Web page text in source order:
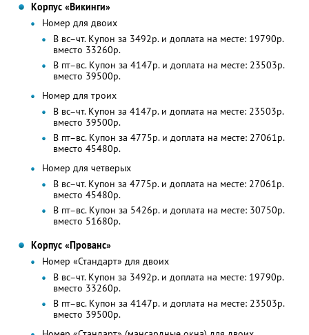
Корпус «Викинги»
Номер для двоих
В вс–чт. Купон за 3492р. и доплата на месте: 19790р.
вместо 33260р.
В пт–вс. Купон за 4147р. и доплата на месте: 23503р.
вместо 39500р.
Номер для троих
В вс–чт. Купон за 4147р. и доплата на месте: 23503р.
вместо 39500р.
В пт–вс. Купон за 4775р. и доплата на месте: 27061р.
вместо 45480р.
Номер для четверых
В вс–чт. Купон за 4775р. и доплата на месте: 27061р.
вместо 45480р.
В пт–вс. Купон за 5426р. и доплата на месте: 30750р.
вместо 51680р.
Корпус «Прованс»
Номер «Стандарт» для двоих
В вс–чт. Купон за 3492р. и доплата на месте: 19790р.
вместо 33260р.
В пт–вс. Купон за 4147р. и доплата на месте: 23503р.
вместо 39500р.